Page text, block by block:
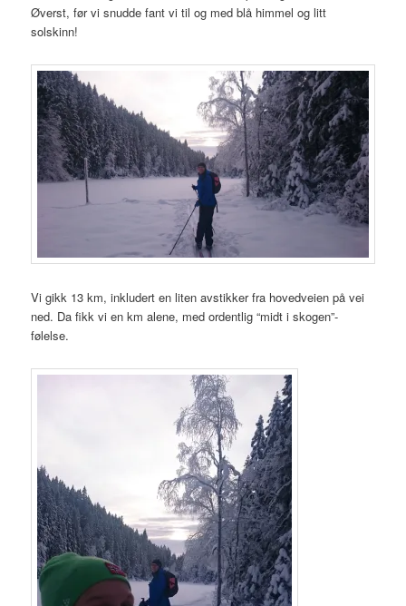
Øverst, før vi snudde fant vi til og med blå himmel og litt
solskinn!
Vi gikk 13 km, inkludert en liten avstikker fra hovedveien på vei
ned. Da fikk vi en km alene, med ordentlig “midt i skogen”-
følelse.